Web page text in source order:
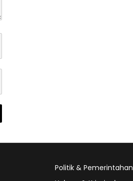
Politik & Pemerintahan